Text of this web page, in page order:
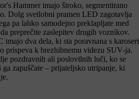
Hammer imajo široko, segmentirano
Dolg svetlobni pramen LED zagotavlja
pa lahko samodejno preklapljate med
preprečite zaslepitev drugih voznikov.
dva dela, ki sta poravnana s
prispeva k brezhibnemu videzu SUV-ja.
pozdravnih ali poslovilnih luči, ko se
zapuščate – prijateljsko utripanje, ki